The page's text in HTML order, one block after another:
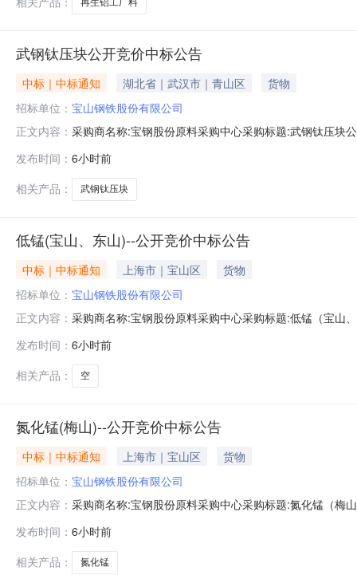
再生铝工厂料
武钢钛压块公开竞价中标公告
中标｜中标通知 湖北省｜武汉市｜青山区
货物
招标单位： 宝山钢铁股份有限公司
正文内容： 采购商名称:宝钢股份原料采购中心采购标题:武钢钛压块
发布时间： 6小时前
相关产品：
武钢钛压块
低锰(宝山、东山)--公开竞价中标公告
中标｜中标通知 上海市｜宝山区
货物
招标单位： 宝山钢铁股份有限公司
正文内容： 采购商名称:宝钢股份原料采购中心采购标题:低锰（宝山
发布时间： 6小时前
相关产品：
空
氮化锰(梅山)--公开竞价中标公告
中标｜中标通知 上海市｜宝山区
货物
招标单位： 宝山钢铁股份有限公司
正文内容： 采购商名称:宝钢股份原料采购中心采购标题:氮化锰（梅
发布时间： 6小时前
相关产品：
氮化锰